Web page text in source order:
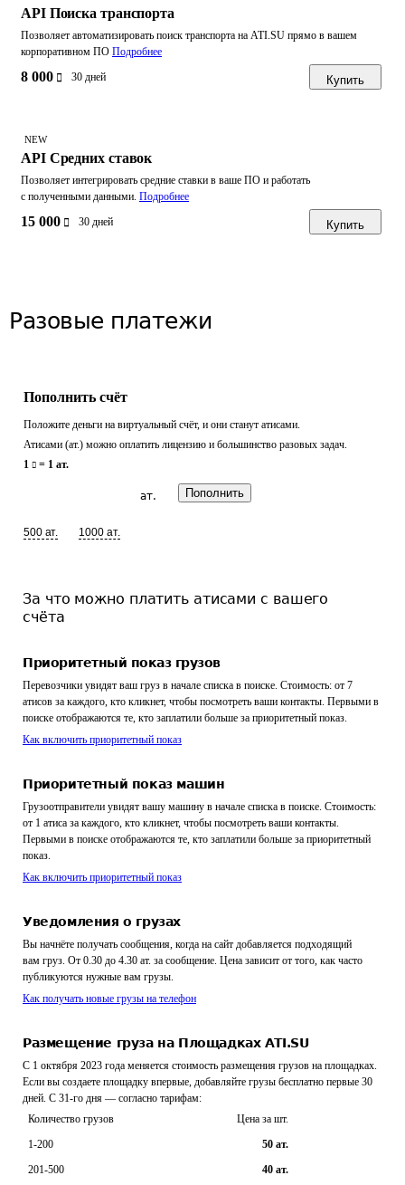
API Поиска транспорта
Позволяет автоматизировать поиск транспорта на ATI.SU прямо в вашем
корпоративном ПО Подробнее
8 000 30 дней Купить
NEW
API Средних ставок
Позволяет интегрировать средние ставки в ваше ПО и работать
с полученными данными. Подробнее
15 000 30 дней Купить
Разовые платежи
Пополнить счёт
Положите деньги на виртуальный счёт, и они станут атисами.
Атисами (ат.) можно оплатить лицензию и большинство разовых задач.
1
= 1 ат.
ат.
500 ат. 1000 ат.
Пополнить
За что можно платить атисами с вашего
счёта
Приоритетный показ грузов
Перевозчики увидят ваш груз в начале списка в поиске. Стоимость: от 7
атисов за каждого, кто кликнет, чтобы посмотреть ваши контакты. Первыми в
поиске отображаются те, кто заплатили больше за приоритетный показ.
Как включить приоритетный показ
Приоритетный показ машин
Грузоотправители увидят вашу машину в начале списка в поиске. Стоимость:
от 1 атиса за каждого, кто кликнет, чтобы посмотреть ваши контакты.
Первыми в поиске отображаются те, кто заплатили больше за приоритетный
показ.
Как включить приоритетный показ
Уведомления о грузах
Вы начнёте получать сообщения, когда на сайт добавляется подходящий
вам груз. От 0.30 до 4.30 ат. за сообщение. Цена зависит от того, как часто
публикуются нужные вам грузы.
Как получать новые грузы на телефон
Размещение груза на Площадках ATI.SU
С 1 октября 2023 года меняется стоимость размещения грузов на площадках.
Если вы создаете площадку впервые, добавляйте грузы бесплатно первые 30
дней. С 31-го дня — согласно тарифам:
Количество грузов
Цена за шт.
1-200
50 ат.
201-500
40 ат.